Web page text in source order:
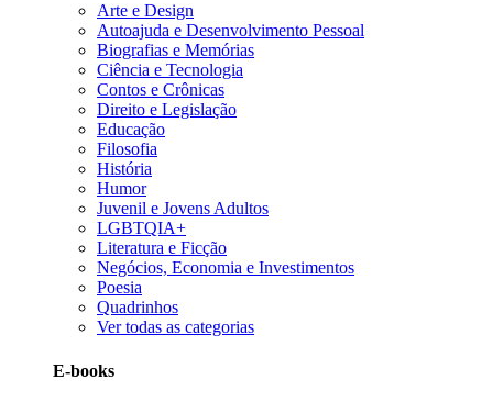
Arte e Design
Autoajuda e Desenvolvimento Pessoal
Biografias e Memórias
Ciência e Tecnologia
Contos e Crônicas
Direito e Legislação
Educação
Filosofia
História
Humor
Juvenil e Jovens Adultos
LGBTQIA+
Literatura e Ficção
Negócios, Economia e Investimentos
Poesia
Quadrinhos
Ver todas as categorias
E-books